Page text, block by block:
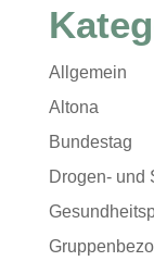
Allgemein
Altona
Bundestag
Drogen- und